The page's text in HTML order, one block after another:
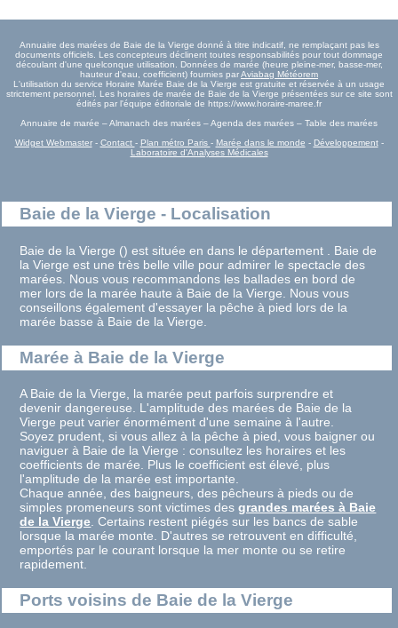
Annuaire des marées de Baie de la Vierge donné à titre indicatif, ne remplaçant pas les
documents officiels. Les concepteurs déclinent toutes responsabilités pour tout dommage
découlant d'une quelconque utilisation. Données de marée (heure pleine-mer, basse-mer,
hauteur d'eau, coefficient) fournies parAviabag Météorem
L'utilisation du service Horaire Marée Baie de la Vierge est gratuite et réservée à un usage
strictement personnel. Les horaires de marée de Baie de la Vierge présentées sur ce site sont
édités par l'équipe éditoriale de https://www.horaire-maree.fr
Annuaire de marée – Almanach des marées – Agenda des marées – Table des marées
Widget Webmaster- Contact - Plan métro Paris - Marée dans le monde - Développement-
Laboratoire d'Analyses Médicales
Baie de la Vierge - Localisation
Baie de la Vierge () est située en dans le département . Baie de
la Vierge est une très belle ville pour admirer le spectacle des
marées. Nous vous recommandons les ballades en bord de
mer lors de la marée haute à Baie de la Vierge. Nous vous
conseillons également d'essayer la pêche à pied lors de la
marée basse à Baie de la Vierge.
Marée à Baie de la Vierge
A Baie de la Vierge, la marée peut parfois surprendre et
devenir dangereuse. L'amplitude des marées de Baie de la
Vierge peut varier énormément d'une semaine à l'autre.
Soyez prudent, si vous allez à la pêche à pied, vous baigner ou
naviguer à Baie de la Vierge : consultez les horaires et les
coefficients de marée. Plus le coefficient est élevé, plus
l'amplitude de la marée est importante.
Chaque année, des baigneurs, des pêcheurs à pieds ou de
simples promeneurs sont victimes desgrandes marées à Baie
de la Vierge. Certains restent piégés sur les bancs de sable
lorsque la marée monte. D'autres se retrouvent en difficulté,
emportés par le courant lorsque la mer monte ou se retire
rapidement.
Ports voisins de Baie de la Vierge